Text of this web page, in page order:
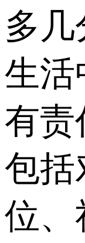
多
生活
有责
包括
位、